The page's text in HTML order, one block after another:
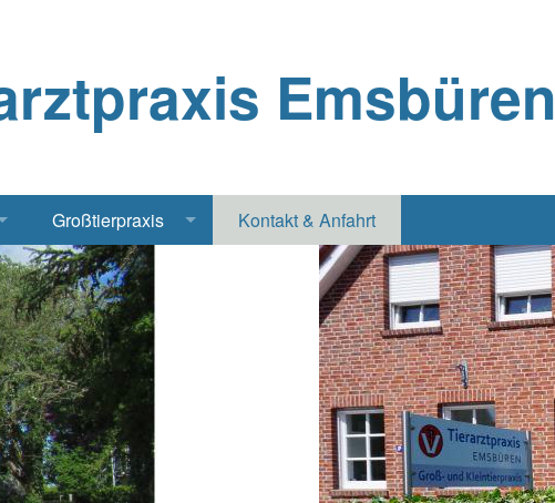
Emsbüren
Narkose
Großtierpraxis
Bestandsbetreuung Schwein
Bestandsbetreuung Rind
Pferde
Geflügel, Tauben, Hühner
Kontakt & Anfahrt